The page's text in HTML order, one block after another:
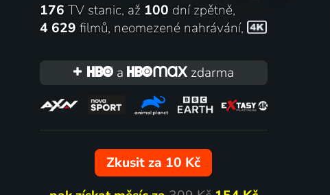
176 TV stanic, až 100 dní zpětně,
4 629 filmů, neomezené nahrávání,
a zdarma
Zkusit za 10 Kč